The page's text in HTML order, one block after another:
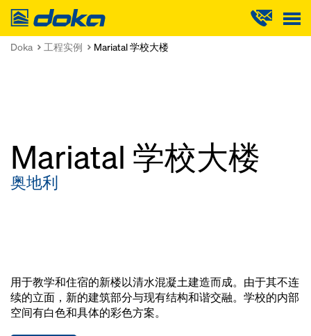
Doka
Doka 工程实例 Mariatal 学校大楼
Mariatal 学校大楼
奥地利
用于教学和住宿的新楼以清水混凝土建造而成。由于其不连
续的立面，新的建筑部分与现有结构和谐交融。学校的内部
空间有白色和具体的彩色方案。